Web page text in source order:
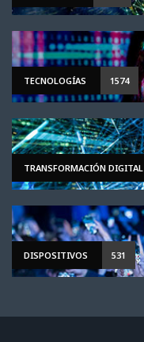
TECNOLOGÍAS 1574
TRANSFORMACIÓN DIGITAL
DISPOSITIVOS 531